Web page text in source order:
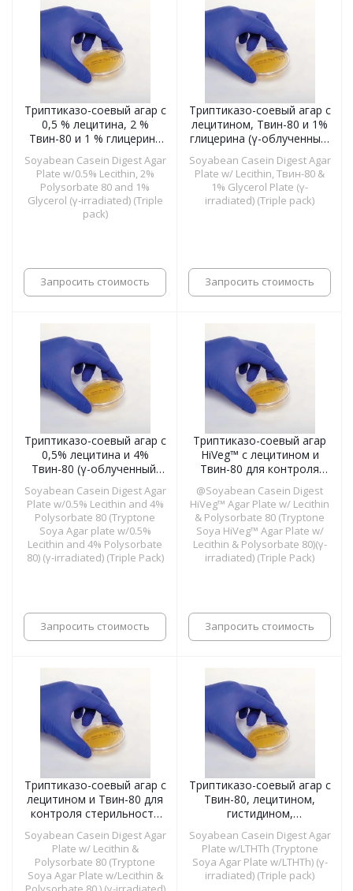
Триптиказо-соевый агар с
0,5 % лецитина, 2 %
Твин-80 и 1 % глицерина
(γ-облученный, тройная
упаковка), чашки 55 мм
Soyabean Casein Digest Agar
Plate w/0.5% Lecithin, 2%
Polysorbate 80 and 1%
Glycerol (γ-irradiated) (Triple
pack)
Запросить стоимость
Триптиказо-соевый агар с
лецитином, Твин-80 и 1%
глицерина (γ-облученный,
тройная упаковка), чашки
55 мм
Soyabean Casein Digest Agar
Plate w/ Lecithin, Твин-80 &
1% Glycerol Plate (γ-
irradiated) (Triple pack)
Запросить стоимость
Триптиказо-соевый агар с
0,5% лецитина и 4%
Твин-80 (γ-облученный,
тройная упаковка), чашки
55 мм
Soyabean Casein Digest Agar
Plate w/0.5% Lecithin and 4%
Polysorbate 80 (Tryptone
Soya Agar plate w/0.5%
Lecithin and 4% Polysorbate
80) (γ-irradiated) (Triple Pack)
Запросить стоимость
Триптиказо-соевый агар
HiVeg™ с лецитином и
Твин-80 для контроля
стерильности (γ-
облученный, тройная
упаковка), чашки 55 мм
@Soyabean Casein Digest
HiVeg™ Agar Plate w/ Lecithin
& Polysorbate 80 (Tryptone
Soya HiVeg™ Agar Plate w/
Lecithin & Polysorbate 80)(γ-
irradiated) (Triple Pack)
Запросить стоимость
Триптиказо-соевый агар с
лецитином и Твин-80 для
контроля стерильности
(γ-облученный, тройная
упаковка), чашки 55 мм
Soyabean Casein Digest Agar
Plate w/ Lecithin &
Polysorbate 80 (Tryptone
Soya Agar Plate w/Lecithin &
Триптиказо-соевый агар с
Твин-80, лецитином,
гистидином,
тиосульфатом (чашка с
триптон-соевым агаром с
LTHTh) (γ-облученный,
тройная упаковка), чашки
55 мм
Soyabean Casein Digest Agar
Plate w/LTHTh (Tryptone
Soya Agar Plate w/LTHTh) (γ-
irradiated) (Triple pack)